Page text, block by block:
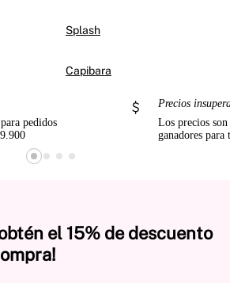
Splash
Capibara
pedidos
Precios
Los precios
ganadores para
el 15% de descuento